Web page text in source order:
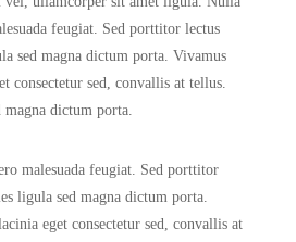
feugiat. Sed porttitor lectus
sed magna dictum porta. Vivamus
consectetur sed, convallis at tellus.
dictum porta.
malesuada feugiat. Sed porttitor
ligula sed magna dictum porta.
eget consectetur sed, convallis at